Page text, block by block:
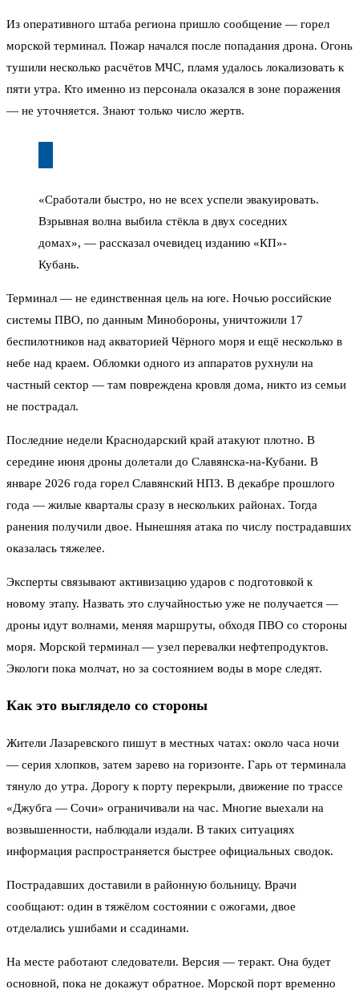
Из оперативного штаба региона пришло сообщение — горел
морской терминал. Пожар начался после попадания дрона. Огонь
тушили несколько расчётов МЧС, пламя удалось локализовать к
пяти утра. Кто именно из персонала оказался в зоне поражения
— не уточняется. Знают только число жертв.
«Сработали быстро, но не всех успели эвакуировать.
Взрывная волна выбила стёкла в двух соседних
домах», — рассказал очевидец изданию «КП»-
Кубань.
Терминал — не единственная цель на юге. Ночью российские
системы ПВО, по данным Минобороны, уничтожили 17
беспилотников над акваторией Чёрного моря и ещё несколько в
небе над краем. Обломки одного из аппаратов рухнули на
частный сектор — там повреждена кровля дома, никто из семьи
не пострадал.
Последние недели Краснодарский край атакуют плотно. В
середине июня дроны долетали до Славянска-на-Кубани. В
январе 2026 года горел Славянский НПЗ. В декабре прошлого
года — жилые кварталы сразу в нескольких районах. Тогда
ранения получили двое. Нынешняя атака по числу пострадавших
оказалась тяжелее.
Эксперты связывают активизацию ударов с подготовкой к
новому этапу. Назвать это случайностью уже не получается —
дроны идут волнами, меняя маршруты, обходя ПВО со стороны
моря. Морской терминал — узел перевалки нефтепродуктов.
Экологи пока молчат, но за состоянием воды в море следят.
Как это выглядело со стороны
Жители Лазаревского пишут в местных чатах: около часа ночи
— серия хлопков, затем зарево на горизонте. Гарь от терминала
тянуло до утра. Дорогу к порту перекрыли, движение по трассе
«Джубга — Сочи» ограничивали на час. Многие выехали на
возвышенности, наблюдали издали. В таких ситуациях
информация распространяется быстрее официальных сводок.
Пострадавших доставили в районную больницу. Врачи
сообщают: один в тяжёлом состоянии с ожогами, двое
отделались ушибами и ссадинами.
На месте работают следователи. Версия — теракт. Она будет
основной, пока не докажут обратное. Морской порт временно